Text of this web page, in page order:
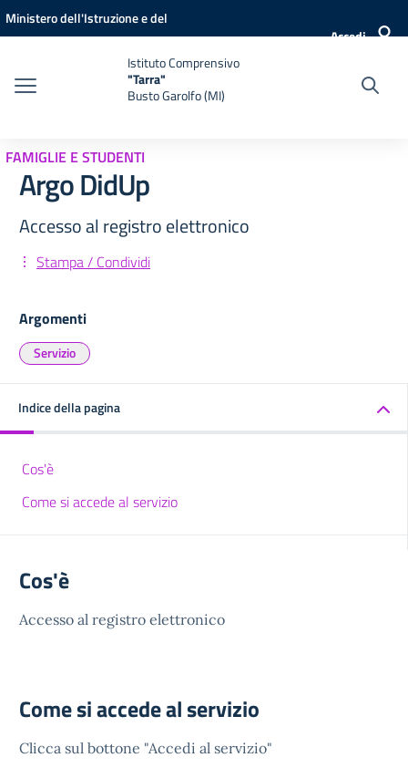
Vai ai contenuti
Vai al menu di navigazione
Vai al footer
Ministero dell'Istruzione e del
Accedi
Istituto Comprensivo
"Tarra"
Busto Garolfo (MI)
FAMIGLIE E STUDENTI
Argo DidUp
Accesso al registro elettronico
Stampa / Condividi
Argomenti
Servizio
Indice della pagina
Cos'è
Come si accede al servizio
Cos'è
Accesso al registro elettronico
Come si accede al servizio
Clicca sul bottone "Accedi al servizio"